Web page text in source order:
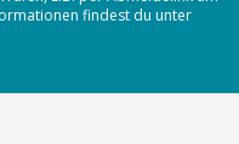
findest du unter